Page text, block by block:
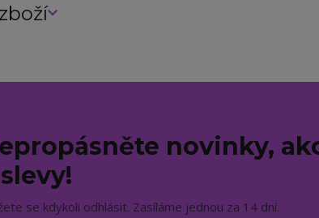
novinky,
se kdykoli odhlásit. Zasíláme jednou za 14 dní.